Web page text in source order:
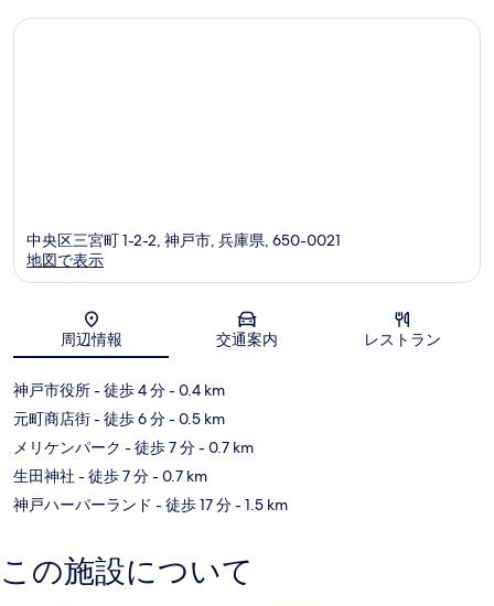
す
の
口
ミ
地図
中央区三宮町 1-2-2, 神戸市, 兵庫県, 650-0021
地図で表示
周辺情報 交通案内 レストラン
神戸市役所- 徒歩 4 分- 0.4 km
元町商店街- 徒歩 6 分- 0.5 km
メリケンパーク - 徒歩 7 分- 0.7 km
生田神社 - 徒歩 7 分- 0.7 km
神戸ハーバーランド - 徒歩 17 分- 1.5 km
この施設について